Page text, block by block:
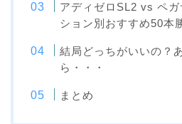
アディゼロSL2 vs ペ
ション別おすすめ50本
結局どっちがいいの？
ら・・・
まとめ